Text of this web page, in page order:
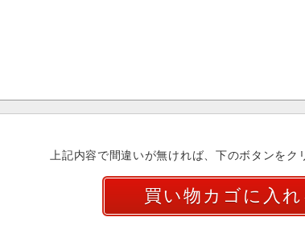
上記内容で間違いが無ければ、下のボタンをク